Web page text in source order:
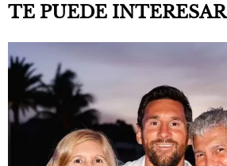
TE PUEDE INTERESAR